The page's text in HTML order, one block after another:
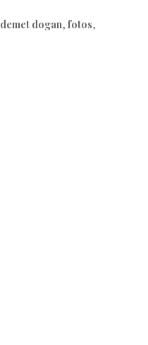
demet dogan, fotos,